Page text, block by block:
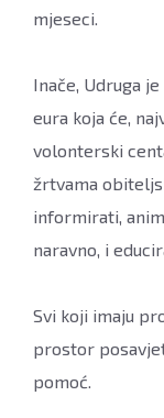
mjeseci.
Inače, Udruga
eura koja će,
volonterski
žrtvama
informirati,
naravno, i
Svi koji imaju
prostor
pomoć.